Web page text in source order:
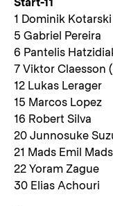
1 Dominik
5 Gabriel Pereira
6 Pantelis
7 Viktor Claesson
12 Lukas Lerager
15 Marcos Lopez
16 Robert Silva
20 Junnosuke
21 Mads Emil
22 Yoram Zague
30 Elias Achouri